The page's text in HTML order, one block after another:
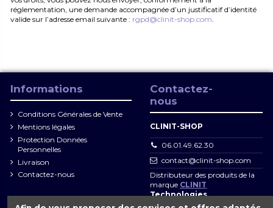
réglementation, une demande accompagnée d’un justificatif d’identité
valide sur l’adresse email suivante : rgpd@clinit-shop.com
Informations
Conditions Générales de Vente
Mentions légales
Protection Données
Personnelles
Livraison
Contactez-nous
Contactez-
nous
CLINIT-SHOP
06.01.49.62.30
contact@clinit-shop.com
Distributeur des produits de la
marque CLINIT
Technologies